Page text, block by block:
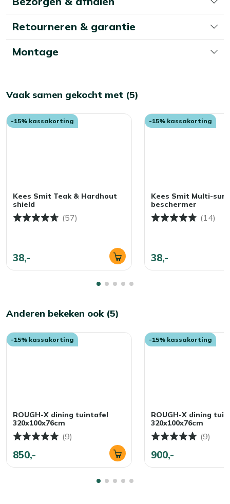
Retourneren & garantie
Montage
Vaak samen gekocht met (5)
-15% kassakorting
Kees Smit Teak & Hardhout
shield
(57)
38,-
-15% kassakorting
Kees Smit Multi-
beschermer
(14)
38,-
Anderen bekeken ook (5)
-15% kassakorting
ROUGH-X dining tuintafel
320x100x76cm
(9)
850,-
-15% kassakorting
ROUGH-X dining
320x100x76cm
(9)
900,-